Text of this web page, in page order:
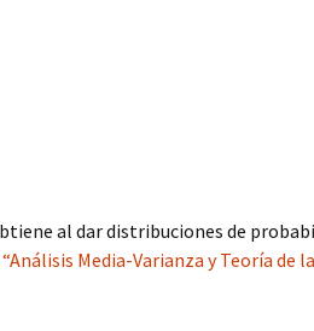
al dar distribuciones de
Media-Varianza y Teoría de